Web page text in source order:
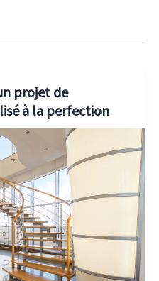
projet de
à la perfection